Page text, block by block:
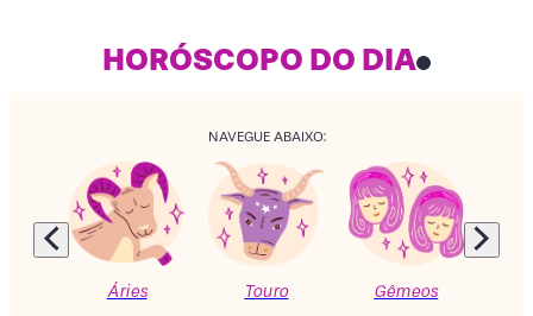
HORÓSCOPO DO DIA
NAVEGUE ABAIXO:
Áries Touro Gêmeos